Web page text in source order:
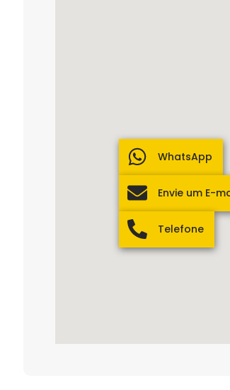
WhatsApp
Envie um E-
Telefone